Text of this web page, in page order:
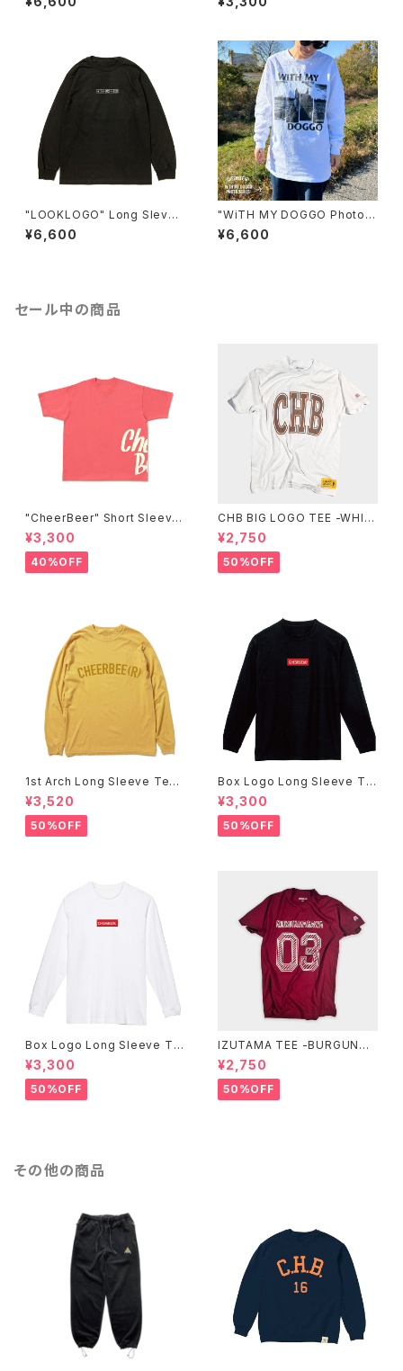
"LOOKLOGO" Long Sleve
Tee
¥6,600
"WiTH MY DOGGO Photo"
Long Sleve Tee
¥6,600
セール中の商品
"CheerBeer" Short Sleeve
Tee
¥3,300
40%OFF
CHB BIG LOGO TEE -WHIT
E-
¥2,750
50%OFF
1st Arch Long Sleeve Tee
-Mustard-
¥3,520
50%OFF
Box Logo Long Sleeve Te
e -Black-
¥3,300
50%OFF
Box Logo Long Sleeve Te
e -White-
¥3,300
50%OFF
IZUTAMA TEE -BURGUNDY
-
¥2,750
50%OFF
その他の商品